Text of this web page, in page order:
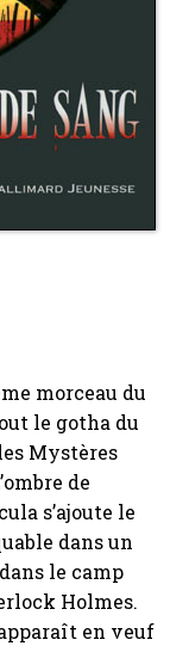
morceau du
le gotha du
Mystères
de
s’ajoute le
dans un
le camp
Holmes.
en veuf